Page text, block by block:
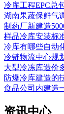
冷库工程EPC总
湖南果蔬保鲜气
制药厂新建造
样品冷库安装标
冷库有哪些自动
冷链物流中心规
大型冷冻库造价
防爆冷库建造的
食品公司内建造
资讯中心